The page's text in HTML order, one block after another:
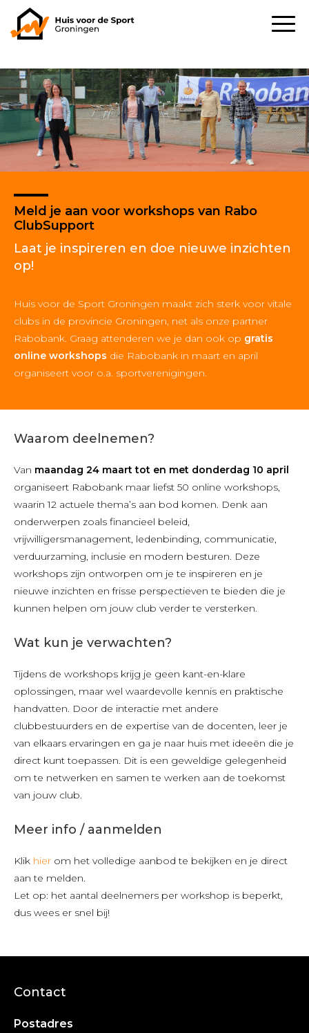
Meld je aan voor workshops van Rabo
ClubSupport
Laat je inspireren en doe nieuwe inzichten
op!
Huis voor de Sport Groningen maakt zich sterk voor vitale
clubs in de provincie Groningen, net als onze partner
Rabobank. Graag attenderen we je dan ook op gratis
online workshops die Rabobank in maart en april
organiseert voor o.a. sportverenigingen.
Waarom deelnemen?
Van maandag 24 maart tot en met donderdag 10 april
organiseert Rabobank maar liefst 50 online workshops,
waarin 12 actuele thema’s aan bod komen. Denk aan
onderwerpen zoals financieel beleid,
vrijwilligersmanagement, ledenbinding, communicatie,
verduurzaming, inclusie en modern besturen. Deze
workshops zijn ontworpen om je te inspireren en je
nieuwe inzichten en frisse perspectieven te bieden die je
kunnen helpen om jouw club verder te versterken.
Wat kun je verwachten?
Tijdens de workshops krijg je geen kant-en-klare
oplossingen, maar wel waardevolle kennis en praktische
handvatten. Door de interactie met andere
clubbestuurders en de expertise van de docenten, leer je
van elkaars ervaringen en ga je naar huis met ideeën die je
direct kunt toepassen. Dit is een geweldige gelegenheid
om te netwerken en samen te werken aan de toekomst
van jouw club.
Meer info / aanmelden
Klik hier om het volledige aanbod te bekijken en je direct
aan te melden.
Let op: het aantal deelnemers per workshop is beperkt,
dus wees er snel bij!
Contact
Postadres